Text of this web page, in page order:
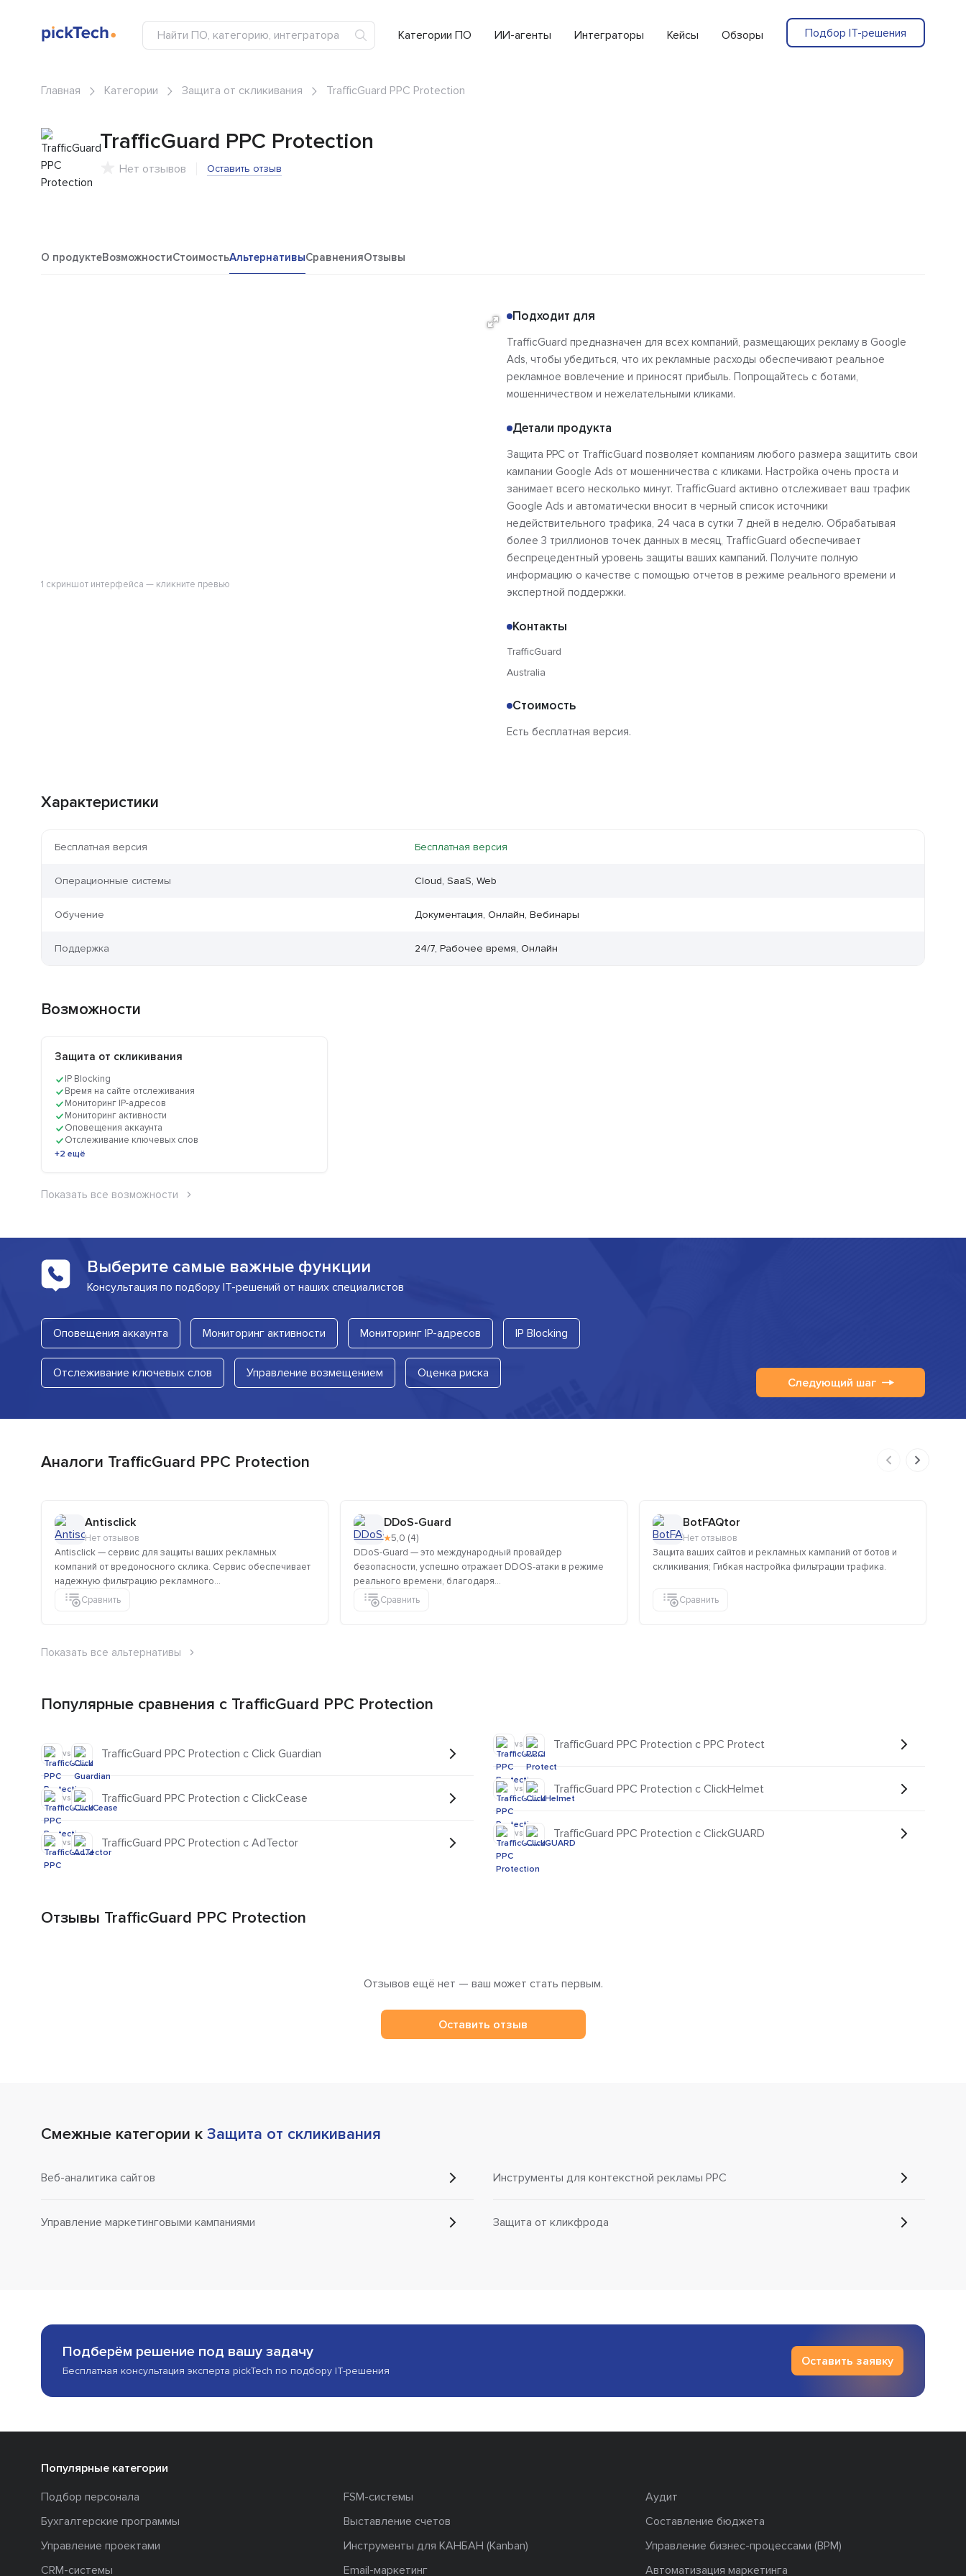
Категории ПО ИИ-агенты Интеграторы Кейсы Обзоры Подбор IT-решения
Главная Категории Защита от скликивания TrafficGuard PPC Protection
TrafficGuard PPC Protection
Нет отзывов Оставить отзыв
О продуктеВозможностиСтоимостьАльтернативыСравненияОтзывы
1 скриншот интерфейса — кликните превью
Подходит для
TrafficGuard предназначен для всех компаний, размещающих рекламу в Google
Ads, чтобы убедиться, что их рекламные расходы обеспечивают реальное
рекламное вовлечение и приносят прибыль. Попрощайтесь с ботами,
мошенничеством и нежелательными кликами.
Детали продукта
Защита PPC от TrafficGuard позволяет компаниям любого размера защитить свои
кампании Google Ads от мошенничества с кликами. Настройка очень проста и
занимает всего несколько минут. TrafficGuard активно отслеживает ваш трафик
Google Ads и автоматически вносит в черный список источники
недействительного трафика, 24 часа в сутки 7 дней в неделю. Обрабатывая
более 3 триллионов точек данных в месяц, TrafficGuard обеспечивает
беспрецедентный уровень защиты ваших кампаний. Получите полную
информацию о качестве с помощью отчетов в режиме реального времени и
экспертной поддержки.
Контакты
TrafficGuard
Australia
Стоимость
Есть бесплатная версия.
Характеристики
Бесплатная версия Бесплатная версия
Операционные системы Cloud, SaaS, Web
Обучение Документация, Онлайн, Вебинары
Поддержка 24/7, Рабочее время, Онлайн
Возможности
Защита от скликивания
IP Blocking
Время на сайте отслеживания
Мониторинг IP-адресов
Мониторинг активности
Оповещения аккаунта
Отслеживание ключевых слов
+2 ещё
Показать все возможности
Выберите самые важные функции
Консультация по подбору IT-решений от наших специалистов
Оповещения аккаунта Мониторинг активности Мониторинг IP-адресов IP Blocking
Отслеживание ключевых слов Управление возмещением Оценка риска
Следующий шаг
Аналоги TrafficGuard PPC Protection
Antisclick
Нет отзывов
Antisclick — сервис для защиты ваших рекламных
компаний от вредоносного склика. Сервис обеспечивает
надежную фильтрацию рекламного...
Сравнить
DDoS-Guard
★5,0 (4)
DDoS-Guard — это международный провайдер
безопасности, успешно отражает DDOS-атаки в режиме
реального времени, благодаря...
Сравнить
BotFAQtor
Нет отзывов
Защита ваших сайтов и рекламных кампаний от ботов и
скликивания; Гибкая настройка фильтрации трафика.
Сравнить
Показать все альтернативы
Популярные сравнения с TrafficGuard PPC Protection
vs TrafficGuard PPC Protection с Click Guardian
vs TrafficGuard PPC Protection с ClickCease
vs TrafficGuard PPC Protection с AdTector
vs TrafficGuard PPC Protection с PPC Protect
vs TrafficGuard PPC Protection с ClickHelmet
vs TrafficGuard PPC Protection с ClickGUARD
Отзывы TrafficGuard PPC Protection
Отзывов ещё нет — ваш может стать первым.
Оставить отзыв
Смежные категории к Защита от скликивания
Веб-аналитика сайтов
Управление маркетинговыми кампаниями
Инструменты для контекстной рекламы PPC
Защита от кликфрода
Подберём решение под вашу задачу
Бесплатная консультация эксперта pickTech по подбору IT-решения
Оставить заявку
Популярные категории
Подбор персонала
FSM-системы
Аудит
Бухгалтерские программы
Выставление счетов
Составление бюджета
Управление проектами
Инструменты для КАНБАН (Kanban)
Управление бизнес-процессами (BPM)
CRM-системы
Email-маркетинг Автоматизация маркетинга